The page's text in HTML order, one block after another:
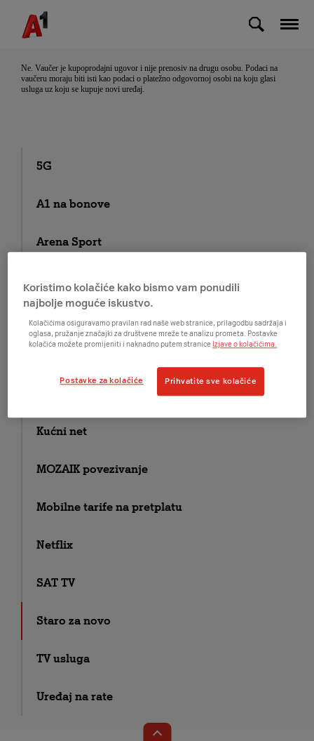
Skip to Main Content
Može li se vaučer prenijeti na drugu osobu?
Ne. Vaučer je kupoprodajni ugovor i nije prenosiv na drugu osobu. Podaci na
vaučeru moraju biti isti kao podaci o platežno odgovornoj osobi na koju glasi
usluga uz koju se kupuje novi uređaj.
5G
A1 na bonove
Arena Sport
Fiksni telefon i internet
Kućni net
MOZAIK povezivanje
Mobilne tarife na pretplatu
Netflix
SAT TV
Staro za novo
TV usluga
Uređaj na rate
Koristimo kolačiće kako bismo vam ponudili
najbolje moguće iskustvo.
Kolačićima osiguravamo pravilan rad naše web stranice, prilagodbu sadržaja i
oglasa, pružanje značajki za društvene mreže te analizu prometa. Postavke
kolačića možete promijeniti i naknadno putem stranice Izjave o kolačićima.
Postavke za kolačiće Prihvatite sve kolačiće